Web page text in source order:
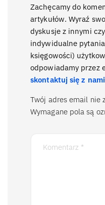
Zachęcamy do
artykułów. Wyraź
dyskusje z innymi
indywidualne
księgowości)
odpowiadamy przez
skontaktuj się z nami
Twój adres email nie
Wymagane pola są